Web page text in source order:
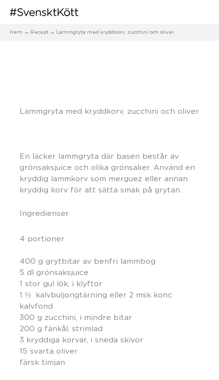
Hem Recept Lammgryta med kryddkorv, zucchini och oliver
Lammgryta med kryddkorv, zucchini och oliver
En läcker lammgryta där basen består av
grönsaksjuice och olika grönsaker. Använd en
kryddig lammkorv som merguez eller annan
kryddig korv för att sätta smak på grytan.
Ingredienser
4 portioner
400 g grytbitar av benfri lammbog
5 dl grönsaksjuice
1 stor gul lök, i klyftor
1 ½ kalvbuljongtärning eller 2 msk konc
kalvfond
300 g zucchini, i mindre bitar
200 g fänkål, strimlad
3 kryddiga korvar, i sneda skivor
15 svarta oliver
färsk timjan